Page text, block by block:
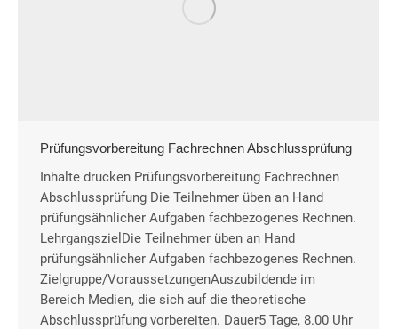
Prüfungsvorbereitung Fachrechnen Abschlussprüfung
Inhalte drucken Prüfungsvorbereitung Fachrechnen
Abschlussprüfung Die Teilnehmer üben an Hand
prüfungsähnlicher Aufgaben fachbezogenes Rechnen.
LehrgangszielDie Teilnehmer üben an Hand
prüfungsähnlicher Aufgaben fachbezogenes Rechnen.
Zielgruppe/VoraussetzungenAuszubildende im
Bereich Medien, die sich auf die theoretische
Abschlussprüfung vorbereiten. Dauer5 Tage, 8.00 Uhr